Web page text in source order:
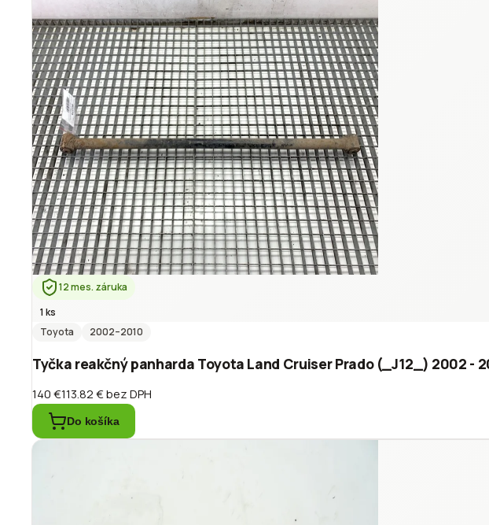
12 mes. záruka
1 ks
Toyota
2002–2010
Tyčka reakčný panharda Toyota Land Cruiser Prado (_J12_) 2002 -
140 €113.82 €bez DPH
Do košíka